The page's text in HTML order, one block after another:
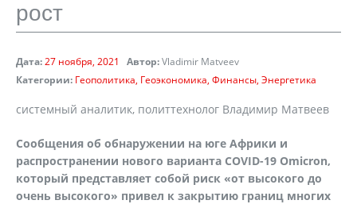
рост
Дата:27 ноября, 2021 Автор:Vladimir Matveev
Категории: Геополитика Геоэкономика Финансы Энергетика
системный аналитик, политтехнолог Владимир Матвеев
Сообщения об обнаружении на юге Африки и
распространении нового варианта COVID-19 Omicron,
который представляет собой риск «от высокого до
очень высокого» привел к закрытию границ многих